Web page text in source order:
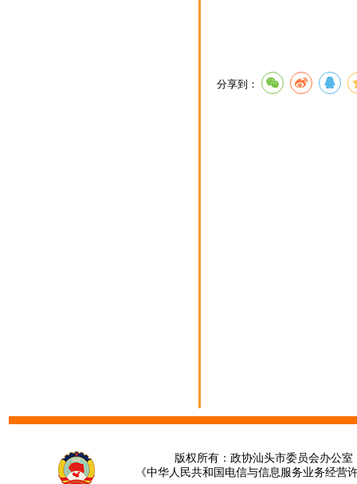
分享到：
版权所有：政协汕头市委员会办公
《中华人民共和国电信与信息服务业务经营